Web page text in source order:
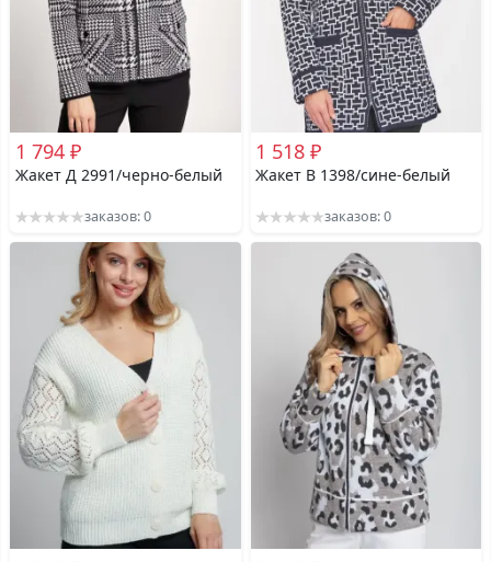
1 794 ₽
Жакет Д 2991/черно-белый
заказов: 0
1 518 ₽
Жакет В 1398/сине-белый
заказов: 0